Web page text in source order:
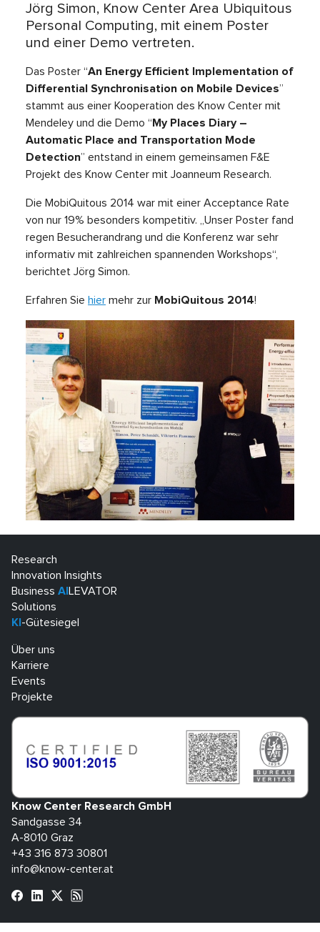
Jörg Simon, Know Center Area Ubiquitous
Personal Computing, mit einem Poster
und einer Demo vertreten.
Das Poster “An Energy Efficient Implementation of
Differential Synchronisation on Mobile Devices”
stammt aus einer Kooperation des Know Center mit
Mendeley und die Demo “ My Places Diary –
Automatic Place and Transportation Mode
Detection” entstand in einem gemeinsamen F&E
Projekt des Know Center mit Joanneum Research.
Die MobiQuitous 2014 war mit einer Acceptance Rate
von nur 19% besonders kompetitiv. „Unser Poster fand
regen Besucherandrang und die Konferenz war sehr
informativ mit zahlreichen spannenden Workshops“,
berichtet Jörg Simon.
Erfahren Sie hier mehr zur MobiQuitous 2014!
Research
Innovation Insights
Business AI LEVATOR
Solutions
KI -Gütesiegel
Über uns
Karriere
Events
Projekte
Know Center Research GmbH
Sandgasse 34
A-8010 Graz
+43 316 873 30801
info@know-center.at